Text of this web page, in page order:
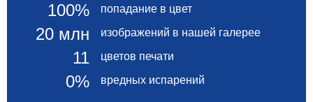
100% попадание в цвет
20 млн изображений в нашей галерее
11 цветов печати
0% вредных испарений